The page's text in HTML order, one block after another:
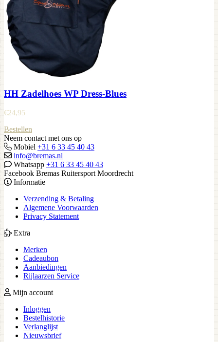
HH Zadelhoes WP Dress-Blues
€24,95
Bestellen
Neem contact met ons op
Mobiel +31 6 33 45 40 43
info@bremas.nl
Whatsapp +31 6 33 45 40 43
Facebook Bremas Ruitersport Moordrecht
Informatie
Verzending & Betaling
Algemene Voorwaarden
Privacy Statement
Extra
Merken
Cadeaubon
Aanbiedingen
Rijlaarzen Service
Mijn account
Inloggen
Bestelhistorie
Verlanglijst
Nieuwsbrief